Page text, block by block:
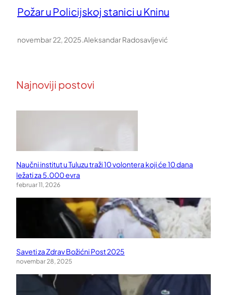
Požar u Policijskoj stanici u Kninu
novembar 22, 2025.Aleksandar Radosavljević
Najnoviji postovi
Naučni institut u Tuluzu traži 10 volontera koji će 10 dana
ležati za 5.000 evra
februar 11, 2026
Saveti za Zdrav Božićni Post 2025
novembar 28, 2025